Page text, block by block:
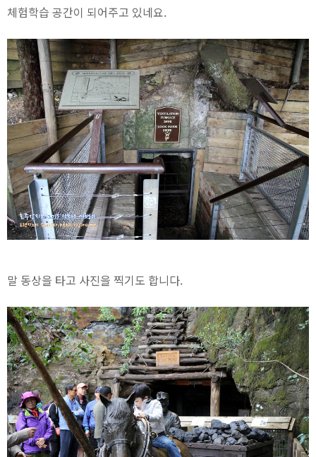
체험학습 공간이 되어주고 있네요.
말 동상을 타고 사진을 찍기도 합니다.